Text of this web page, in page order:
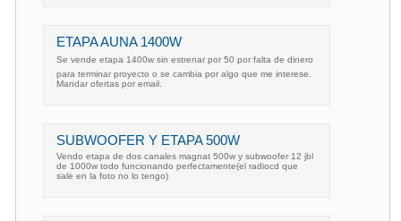
ETAPA AUNA 1400W
Se vende etapa 1400w sin estrenar por 50 por falta de dinero
para terminar proyecto o se cambia por algo que me interese.
Mandar ofertas por email.
SUBWOOFER Y ETAPA 500W
Vendo etapa de dos canales magnat 500w y subwoofer 12 jbl
de 1000w todo funcionando perfectamente(el radiocd que
sale en la foto no lo tengo)